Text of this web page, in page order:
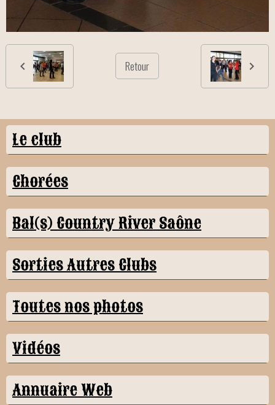
Retour
Le club
Chorées
Bal(s) Country River Saône
Sorties Autres Clubs
Toutes nos photos
Vidéos
Annuaire Web